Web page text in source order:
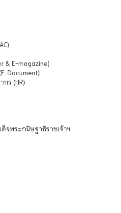
& E-magazine)
Document)
ร (HR)
ด็จพระกนิษฐาธิราชเจ้าฯ